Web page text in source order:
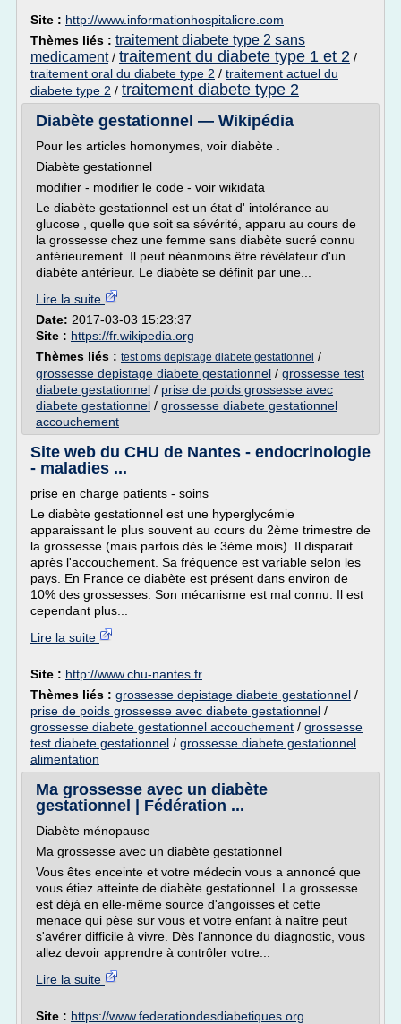
Site : http://www.informationhospitaliere.com
Thèmes liés : traitement diabete type 2 sans
medicament/ traitement du diabete type 1 et 2 /
traitement oral du diabete type 2 / traitement actuel du
diabete type 2 / traitement diabete type 2
Diabète gestationnel — Wikipédia
Pour les articles homonymes, voir diabète .
Diabète gestationnel
modifier - modifier le code - voir wikidata
Le diabète gestationnel est un état d' intolérance au
glucose , quelle que soit sa sévérité, apparu au cours de
la grossesse chez une femme sans diabète sucré connu
antérieurement. Il peut néanmoins être révélateur d'un
diabète antérieur. Le diabète se définit par une...
Lire la suite
Date: 2017-03-03 15:23:37
Site : https://fr.wikipedia.org
Thèmes liés : test oms depistage diabete gestationnel /
grossesse depistage diabete gestationnel / grossesse test
diabete gestationnel / prise de poids grossesse avec
diabete gestationnel / grossesse diabete gestationnel
accouchement
Site web du CHU de Nantes - endocrinologie
- maladies ...
prise en charge patients - soins
Le diabète gestationnel est une hyperglycémie
apparaissant le plus souvent au cours du 2ème trimestre de
la grossesse (mais parfois dès le 3ème mois). Il disparait
après l'accouchement. Sa fréquence est variable selon les
pays. En France ce diabète est présent dans environ de
10% des grossesses. Son mécanisme est mal connu. Il est
cependant plus...
Lire la suite
Site : http://www.chu-nantes.fr
Thèmes liés : grossesse depistage diabete gestationnel /
prise de poids grossesse avec diabete gestationnel /
grossesse diabete gestationnel accouchement / grossesse
test diabete gestationnel / grossesse diabete gestationnel
alimentation
Ma grossesse avec un diabète
gestationnel | Fédération ...
Diabète ménopause
Ma grossesse avec un diabète gestationnel
Vous êtes enceinte et votre médecin vous a annoncé que
vous étiez atteinte de diabète gestationnel. La grossesse
est déjà en elle-même source d'angoisses et cette
menace qui pèse sur vous et votre enfant à naître peut
s'avérer difficile à vivre. Dès l'annonce du diagnostic, vous
allez devoir apprendre à contrôler votre...
Lire la suite
Site : https://www.federationdesdiabetiques.org